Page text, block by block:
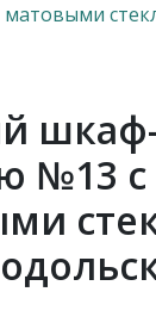
матовыми
№13